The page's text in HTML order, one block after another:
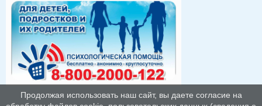
Продолжая использовать наш сайт, вы даете согласие на